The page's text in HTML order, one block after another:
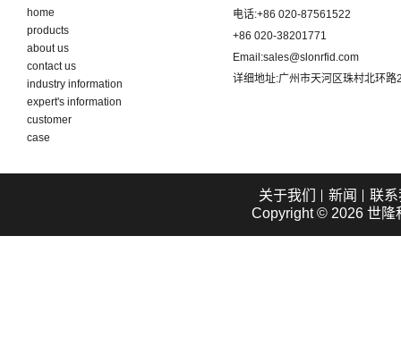
home
products
about us
contact us
industry information
expert's information
customer
case
电话:+86 020-87561522
+86 020-38201771
Email:sales@slonrfid.com
详细地址:广州市天河区珠村北环
关于我们 新闻
联
Copyright © 2026 世隆